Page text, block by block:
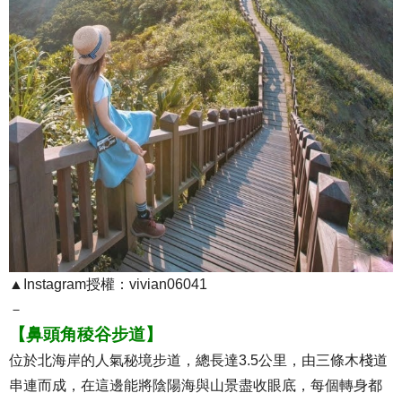
▲Instagram授權：vivian06041
－
【鼻頭角稜谷步道】
位於北海岸的人氣秘境步道，總長達3.5公里，由三條木棧道
串連而成，在這邊能將陰陽海與山景盡收眼底，每個轉身都